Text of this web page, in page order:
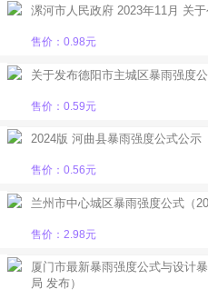
漯河市
售价：0.98元
关于发布德阳市主城区暴雨强度
售价：0.59元
2024版 河曲县暴雨强度公式公示
售价：0.56元
兰州市中心城区暴雨强度公式（
售价：2.98元
厦门市最新暴雨强度公式与设计暴雨雨型 （2018 厦门市
局 发布）